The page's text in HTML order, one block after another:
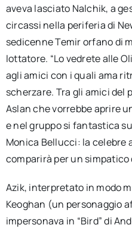
aveva lasciato Nalchik, a
circassi nella periferia di
sedicenne Temir orfano di
lottatore. “Lo vedrete alle
agli amici con i quali ama
scherzare. Tra gli amici del
Aslan che vorrebbe aprire
e nel gruppo si fantastica
Monica Bellucci: la celebre
comparirà per un
Azik, interpretato in modo
Keoghan (un personaggio
impersonava in “Bird” di